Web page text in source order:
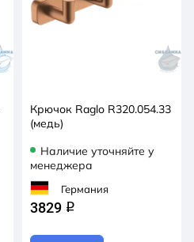
Крючок Raglo R320.054.33
(медь)
Наличие уточняйте у
менеджера
Германия
3829 q